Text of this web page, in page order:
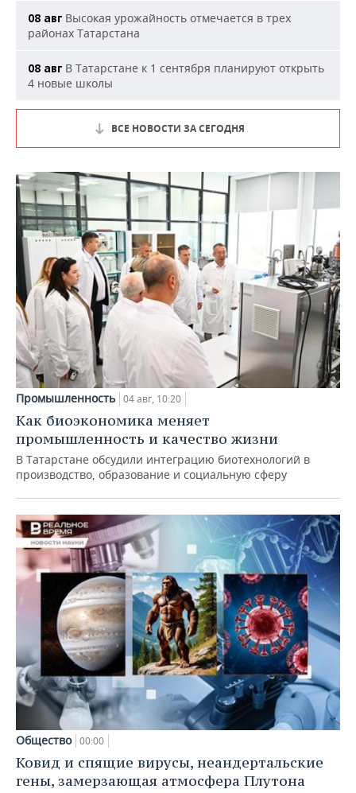
08 авг Высокая урожайность отмечается в трех
районах Татарстана
08 авг В Татарстане к 1 сентября планируют открыть
4 новые школы
ВСЕ НОВОСТИ ЗА СЕГОДНЯ
Промышленность 04 авг, 10:20
Как биоэкономика меняет
промышленность и качество жизни
В Татарстане обсудили интеграцию биотехнологий в
производство, образование и социальную сферу
Общество 00:00
Ковид и спящие вирусы, неандертальские
гены, замерзающая атмосфера Плутона